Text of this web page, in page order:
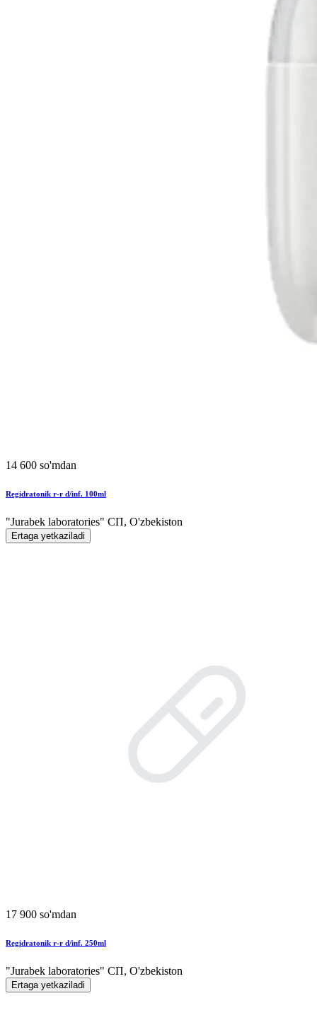
14 600 so'mdan
Regidratonik r-r d/inf. 100ml
"Jurabek laboratories" СП, O'zbekiston
Ertaga yetkaziladi
17 900 so'mdan
Regidratonik r-r d/inf. 250ml
"Jurabek laboratories" СП, O'zbekiston
Ertaga yetkaziladi